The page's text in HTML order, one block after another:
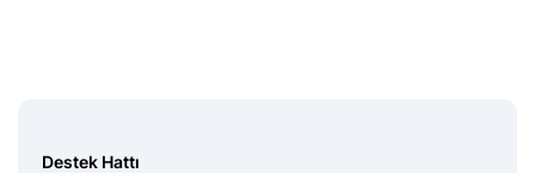
Destek Hattı